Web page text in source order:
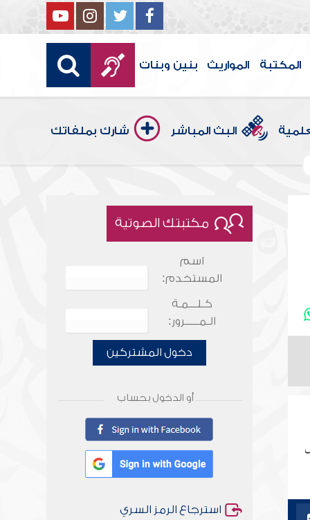
المكتبة المواريث بنين وبنات
البث المباشر شارك بملفاتك
مكتبتك الصوتية
اسم
المستخدم:
كـلـــمـة
الـمـــــرور:
دخول المشتركين
أو الدخول بحساب
استرجاع الرمز السري